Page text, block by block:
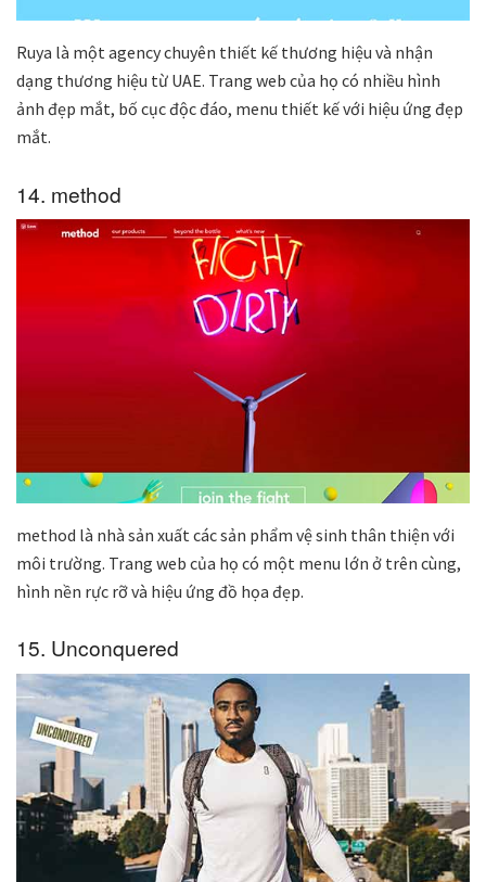
Ruya là một agency chuyên thiết kế thương hiệu và nhận
dạng thương hiệu từ UAE. Trang web của họ có nhiều hình
ảnh đẹp mắt, bố cục độc đáo, menu thiết kế với hiệu ứng đẹp
mắt.
14. method
method là nhà sản xuất các sản phẩm vệ sinh thân thiện với
môi trường. Trang web của họ có một menu lớn ở trên cùng,
hình nền rực rỡ và hiệu ứng đồ họa đẹp.
15. Unconquered